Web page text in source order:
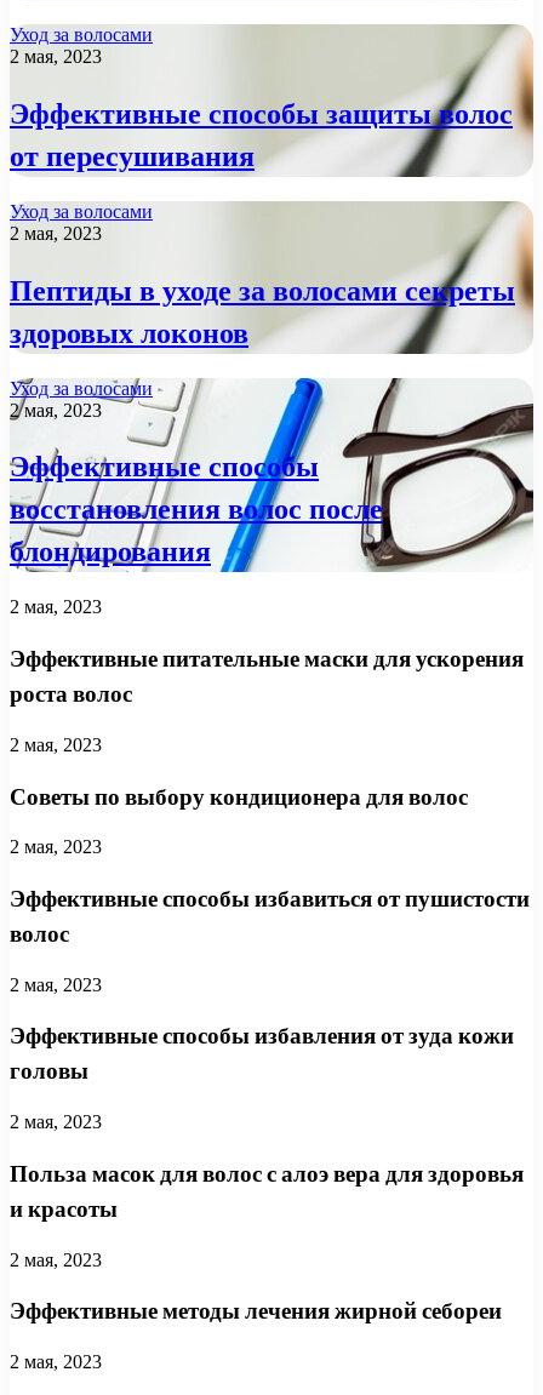
Уход за волосами
2 мая, 2023
Эффективные способы защиты волос
от пересушивания
Уход за волосами
2 мая, 2023
Пептиды в уходе за волосами секреты
здоровых локонов
Уход за волосами
2 мая, 2023
Эффективные способы
восстановления волос после
блондирования
2 мая, 2023
Эффективные питательные маски для ускорения
роста волос
2 мая, 2023
Советы по выбору кондиционера для волос
2 мая, 2023
Эффективные способы избавиться от пушистости
волос
2 мая, 2023
Эффективные способы избавления от зуда кожи
головы
2 мая, 2023
Польза масок для волос с алоэ вера для здоровья
и красоты
2 мая, 2023
Эффективные методы лечения жирной себореи
2 мая, 2023